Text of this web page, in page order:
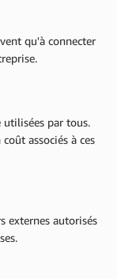
qu'à connecter
utilisées par tous.
associés à ces
externes autorisés